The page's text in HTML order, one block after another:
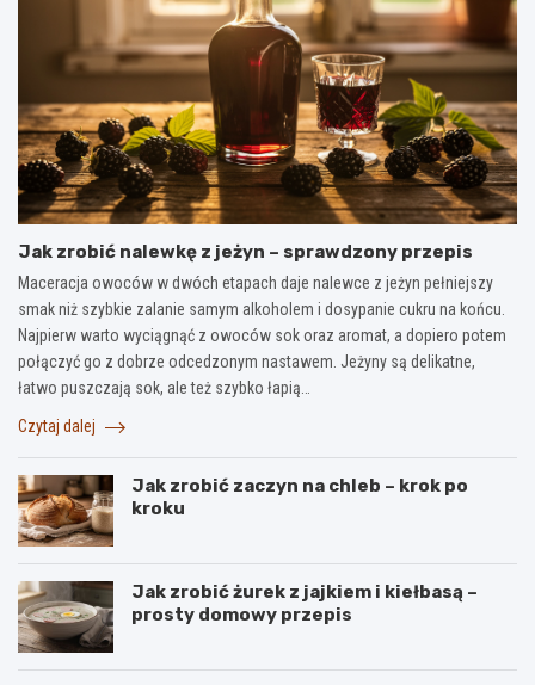
Jak zrobić nalewkę z jeżyn – sprawdzony przepis
Maceracja owoców w dwóch etapach daje nalewce z jeżyn pełniejszy
smak niż szybkie zalanie samym alkoholem i dosypanie cukru na końcu.
Najpierw warto wyciągnąć z owoców sok oraz aromat, a dopiero potem
połączyć go z dobrze odcedzonym nastawem. Jeżyny są delikatne,
łatwo puszczają sok, ale też szybko łapią…
Czytaj dalej
Jak zrobić zaczyn na chleb – krok po
kroku
Jak zrobić żurek z jajkiem i kiełbasą –
prosty domowy przepis